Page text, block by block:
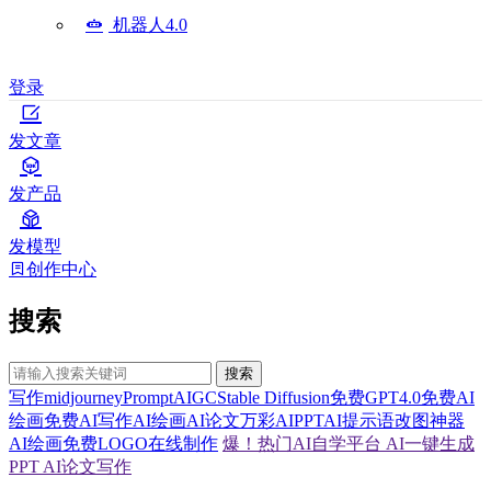
机器人4.0
登录
发文章
发产品
发模型
创作中心
搜索
搜索
写作midjourneyPromptAIGCStable Diffusion免费GPT4.0免费AI
绘画免费AI写作AI绘画AI论文万彩AIPPTAI提示语改图神器
AI绘画免费LOGO在线制作 爆！热门AI自学平台 AI一键生成
PPT AI论文写作